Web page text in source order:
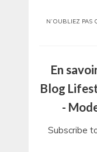
N’OUBLIEZ PAS
En
Blog
-
Subscribe